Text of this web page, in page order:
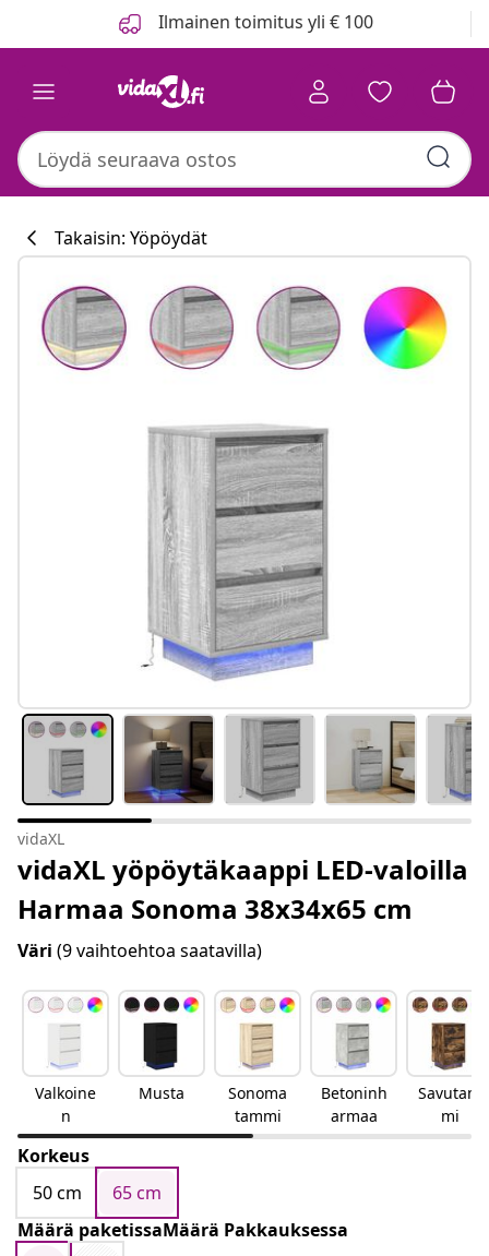
Ilmainen toimitus yli € 100
Takaisin: Yöpöydät
vidaXL
vidaXL yöpöytäkaappi LED-valoilla
Harmaa Sonoma 38x34x65 cm
Väri (9 vaihtoehtoa saatavilla)
Valkoine
n
Musta
Sonoma
tammi
Betoninh
armaa
Savutam
mi
Korkeus
50 cm
65 cm
Määrä paketissaMäärä Pakkauksessa